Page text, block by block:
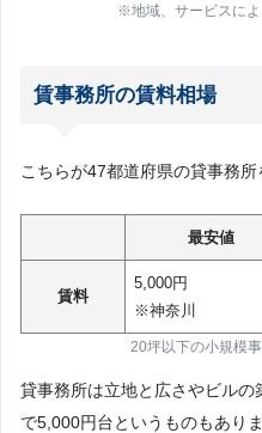
※地域、サービスに
賃事務所の賃料相場
こちらが47都道府県の貸事務所
最安値
賃料
5,000円
※神奈川
20坪以下の小規模
貸事務所は立地と広さやビル
で5,000円台というものもありま